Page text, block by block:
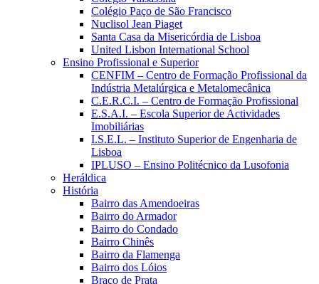
Colégio Paço de São Francisco
Nuclisol Jean Piaget
Santa Casa da Misericórdia de Lisboa
United Lisbon International School
Ensino Profissional e Superior
CENFIM – Centro de Formação Profissional da
Indústria Metalúrgica e Metalomecânica
C.E.R.C.I. – Centro de Formação Profissional
E.S.A.I. – Escola Superior de Actividades
Imobiliárias
I.S.E.L. – Instituto Superior de Engenharia de
Lisboa
IPLUSO – Ensino Politécnico da Lusofonia
Heráldica
História
Bairro das Amendoeiras
Bairro do Armador
Bairro do Condado
Bairro Chinês
Bairro da Flamenga
Bairro dos Lóios
Braço de Prata